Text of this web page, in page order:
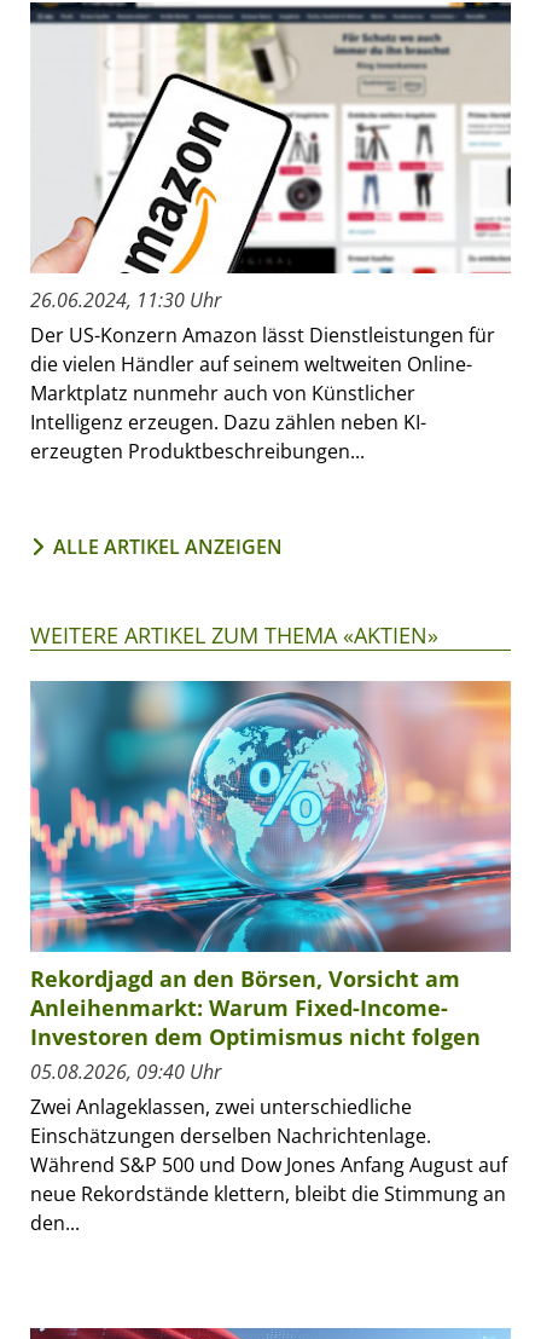
26.06.2024, 11:30 Uhr
Der US-Konzern Amazon lässt Dienstleistungen für
die vielen Händler auf seinem weltweiten Online-
Marktplatz nunmehr auch von Künstlicher
Intelligenz erzeugen. Dazu zählen neben KI-
erzeugten Produktbeschreibungen...
ALLE ARTIKEL ANZEIGEN
WEITERE ARTIKEL ZUM THEMA «AKTIEN»
Rekordjagd an den Börsen, Vorsicht am
Anleihenmarkt: Warum Fixed-Income-
Investoren dem Optimismus nicht folgen
05.08.2026, 09:40 Uhr
Zwei Anlageklassen, zwei unterschiedliche
Einschätzungen derselben Nachrichtenlage.
Während S&P 500 und Dow Jones Anfang August auf
neue Rekordstände klettern, bleibt die Stimmung an
den...